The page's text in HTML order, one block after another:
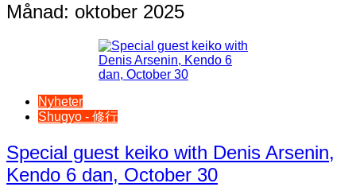
Månad: oktober 2025
Nyheter
Shugyo - 修行
Special guest keiko with Denis Arsenin,
Kendo 6 dan, October 30